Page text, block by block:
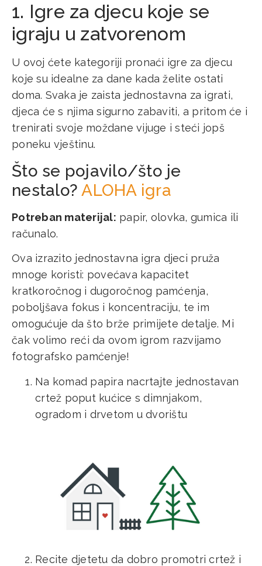
1. Igre za djecu koje se
igraju u zatvorenom
U ovoj ćete kategoriji pronaći igre za djecu
koje su idealne za dane kada želite ostati
doma. Svaka je zaista jednostavna za igrati,
djeca će s njima sigurno zabaviti, a pritom će i
trenirati svoje moždane vijuge i steći jopš
poneku vještinu.
Što se pojavilo/što je
nestalo?ALOHA igra
Potreban materijal: papir, olovka, gumica ili
računalo.
Ova izrazito jednostavna igra djeci pruža
mnoge koristi: povećava kapacitet
kratkoročnog i dugoročnog pamćenja,
poboljšava fokus i koncentraciju, te im
omogućuje da što brže primijete detalje. Mi
čak volimo reći da ovom igrom razvijamo
fotografsko pamćenje!
Na komad papira nacrtajte jednostavan
crtež poput kućice s dimnjakom,
ogradom i drvetom u dvorištu
Recite djetetu da dobro promotri crtež i